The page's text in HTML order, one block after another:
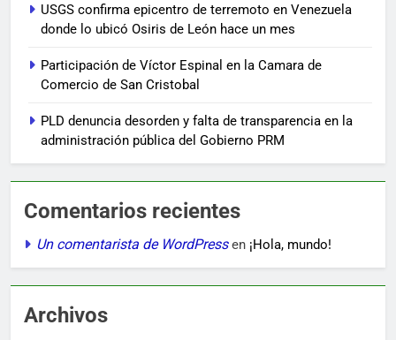
USGS confirma epicentro de terremoto en Venezuela
donde lo ubicó Osiris de León hace un mes
Participación de Víctor Espinal en la Camara de
Comercio de San Cristobal
PLD denuncia desorden y falta de transparencia en la
administración pública del Gobierno PRM
Comentarios recientes
Un comentarista de WordPressen ¡Hola, mundo!
Archivos